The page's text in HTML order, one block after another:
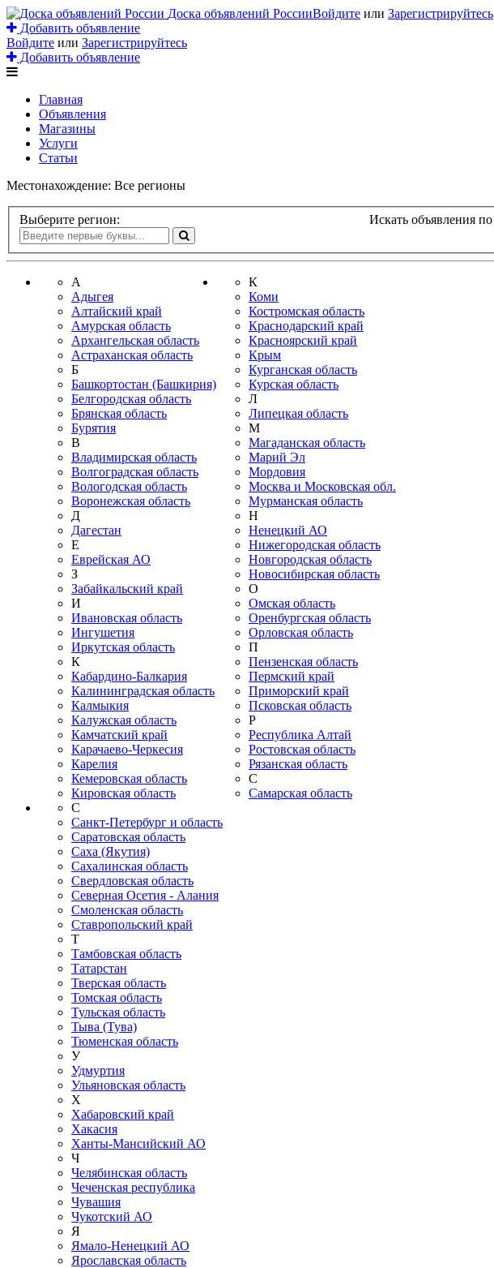
Доска объявлений РоссииВойдите или Зарегистрируйтесь
Добавить объявление
Войдите или Зарегистрируйтесь
Добавить объявление
Главная
Объявления
Магазины
Услуги
Статьи
Местонахождение: Все регионы
Выберите регион: Искать объявления по
А
Адыгея
Алтайский край
Амурская область
Архангельская область
Астраханская область
Б
Башкортостан (Башкирия)
Белгородская область
Брянская область
Бурятия
В
Владимирская область
Волгоградская область
Вологодская область
Воронежская область
Д
Дагестан
Е
Еврейская АО
З
Забайкальский край
И
Ивановская область
Ингушетия
Иркутская область
К
Кабардино-Балкария
Калининградская область
Калмыкия
Калужская область
Камчатский край
Карачаево-Черкесия
Карелия
Кемеровская область
Кировская область
К
Коми
Костромская область
Краснодарский край
Красноярский край
Крым
Курганская область
Курская область
Л
Липецкая область
М
Магаданская область
Марий Эл
Мордовия
Москва и Московская обл.
Мурманская область
Н
Ненецкий АО
Нижегородская область
Новгородская область
Новосибирская область
О
Омская область
Оренбургская область
Орловская область
П
Пензенская область
Пермский край
Приморский край
Псковская область
Р
Республика Алтай
Ростовская область
Рязанская область
С
Самарская область
С
Санкт-Петербург и область
Саратовская область
Саха (Якутия)
Сахалинская область
Свердловская область
Северная Осетия - Алания
Смоленская область
Ставропольский край
Т
Тамбовская область
Татарстан
Тверская область
Томская область
Тульская область
Тыва (Тува)
Тюменская область
У
Удмуртия
Ульяновская область
Х
Хабаровский край
Хакасия
Ханты-Мансийский АО
Ч
Челябинская область
Чеченская республика
Чувашия
Чукотский АО
Я
Ямало-Ненецкий АО
Ярославская область